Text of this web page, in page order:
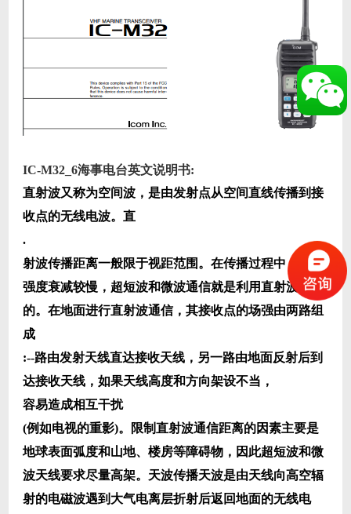
IC-M32_6海事电台英文说明书:
直射波又称为空间波，是由发射点从空间直线传播到接
收点的无线电波。直
.
射波传播距离一般限于视距范围。在传播过程中，它的
强度衰减较慢，超短波和微波通信就是利用直射波传播
的。在地面进行直射波通信，其接收点的场强由两路组
成
:--路由发射天线直达接收天线，另一路由地面反射后到
达接收天线，如果天线高度和方向架设不当，
容易造成相互干扰
(例如电视的重影)。限制直射波通信距离的因素主要是
地球表面弧度和山地、楼房等障碍物，因此超短波和微
波天线要求尽量高架。天波传播天波是由天线向高空辐
射的电磁波遇到大气电离层折射后返回地面的无线电